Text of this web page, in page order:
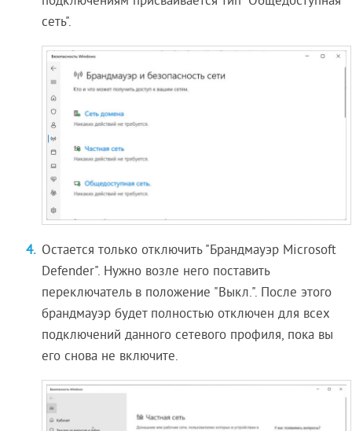
сеть".
Остается только отключить "Брандмауэр Microsoft
Defender". Нужно возле него поставить
переключатель в положение "Выкл.". После этого
брандмауэр будет полностью отключен для всех
подключений данного сетевого профиля, пока вы
его снова не включите.